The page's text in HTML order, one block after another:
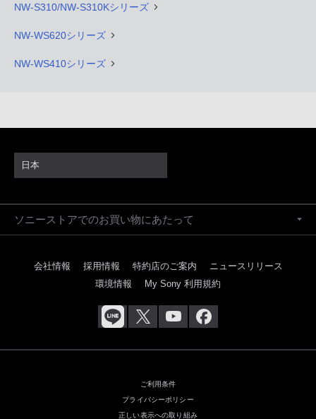
NW-S310/NW-S310Kシリーズ
NW-WS620シリーズ
NW-WS410シリーズ
日本
ソニーストアでのお買い物にあたって
会社情報 採用情報 特約店のご案内
ニュースリリース
環境情報
My Sony 利用規約
ご利用条件
プライバシーポリシー
正しい表示への取り組み